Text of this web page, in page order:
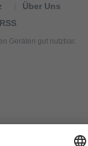
Über Uns
RSS
Geräten gut nutzbar.